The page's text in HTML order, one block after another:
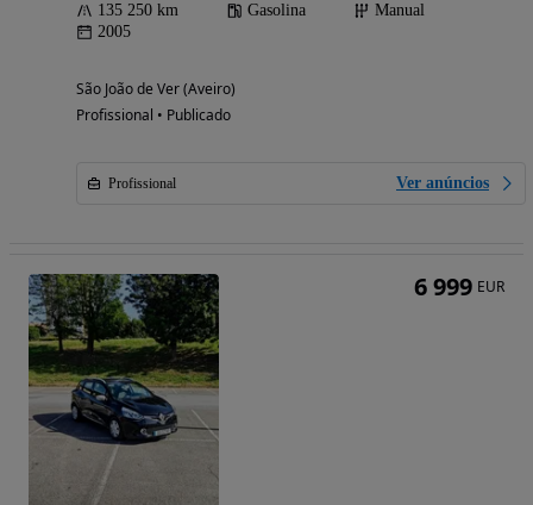
135 250 km Gasolina
Manual
2005
São João de Ver (Aveiro)
Profissional • Publicado
Profissional Ver anúncios
6 999 EUR